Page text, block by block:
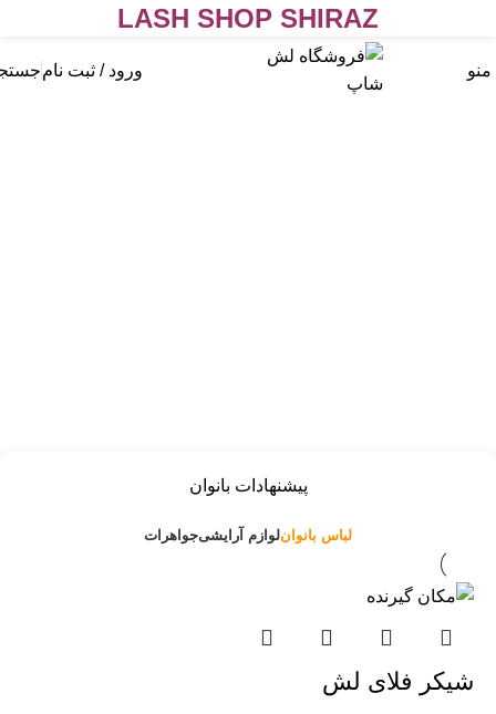
LASH SHOP SHIRAZ
منو ورود / ثبت نام
پیشنهادات بانوان
لباس بانوانلوازم آرایشیجواهرات
شیکر فلای لش